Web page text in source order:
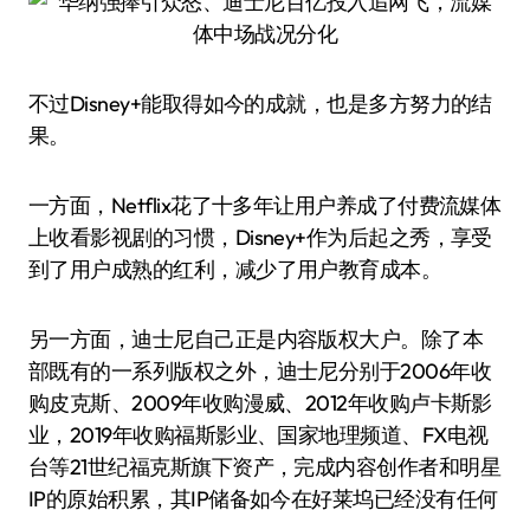
不过Disney+能取得如今的成就，也是多方努力的结
果。
一方面，Netflix花了十多年让用户养成了付费流媒体
上收看影视剧的习惯，Disney+作为后起之秀，享受
到了用户成熟的红利，减少了用户教育成本。
另一方面，迪士尼自己正是内容版权大户。除了本
部既有的一系列版权之外，迪士尼分别于2006年收
购皮克斯、2009年收购漫威、2012年收购卢卡斯影
业，2019年收购福斯影业、国家地理频道、FX电视
台等21世纪福克斯旗下资产，完成内容创作者和明星
IP的原始积累，其IP储备如今在好莱坞已经没有任何